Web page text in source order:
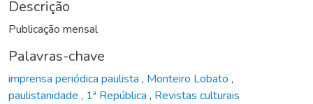
Descrição
Publicação mensal
Palavras-chave
imprensa periódica paulista , Monteiro Lobato ,
paulistanidade , 1ª República , Revistas culturais